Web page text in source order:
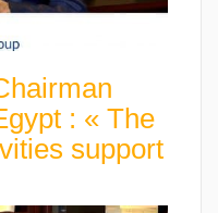
: « The
support